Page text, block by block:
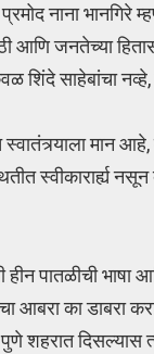
नाना भानगिरे
आणि जनतेच्या
शिंदे साहेबांचा
मान
स्वीकारार्ह्य
पातळीची भाषा
आबरा का डाबरा
शहरात दिसल्यास